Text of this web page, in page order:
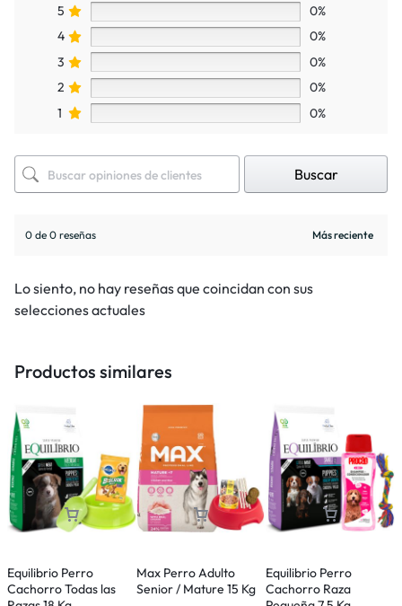
5
0%
4
0%
3
0%
2
0%
1
0%
Buscar
0 de 0 reseñas
Lo siento, no hay reseñas que coincidan con sus
selecciones actuales
Productos similares
Equilibrio Perro
Cachorro Todas las
Max Perro Adulto
Senior / Mature 15 Kg
Equilibrio Perro
Cachorro Raza